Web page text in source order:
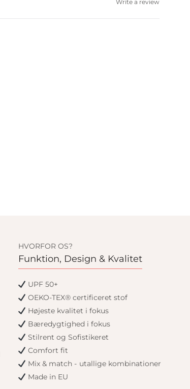
Write a review
HVORFOR OS?
Funktion, Design & Kvalitet
UPF 50+
OEKO-TEX® certificeret stof
Højeste kvalitet i fokus
Bæredygtighed i fokus
Stilrent og Sofistikeret
Comfort fit
Mix & match - utallige kombinationer
Made in EU